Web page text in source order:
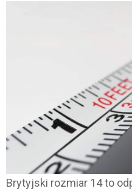
Brytyjski rozmiar 14 to